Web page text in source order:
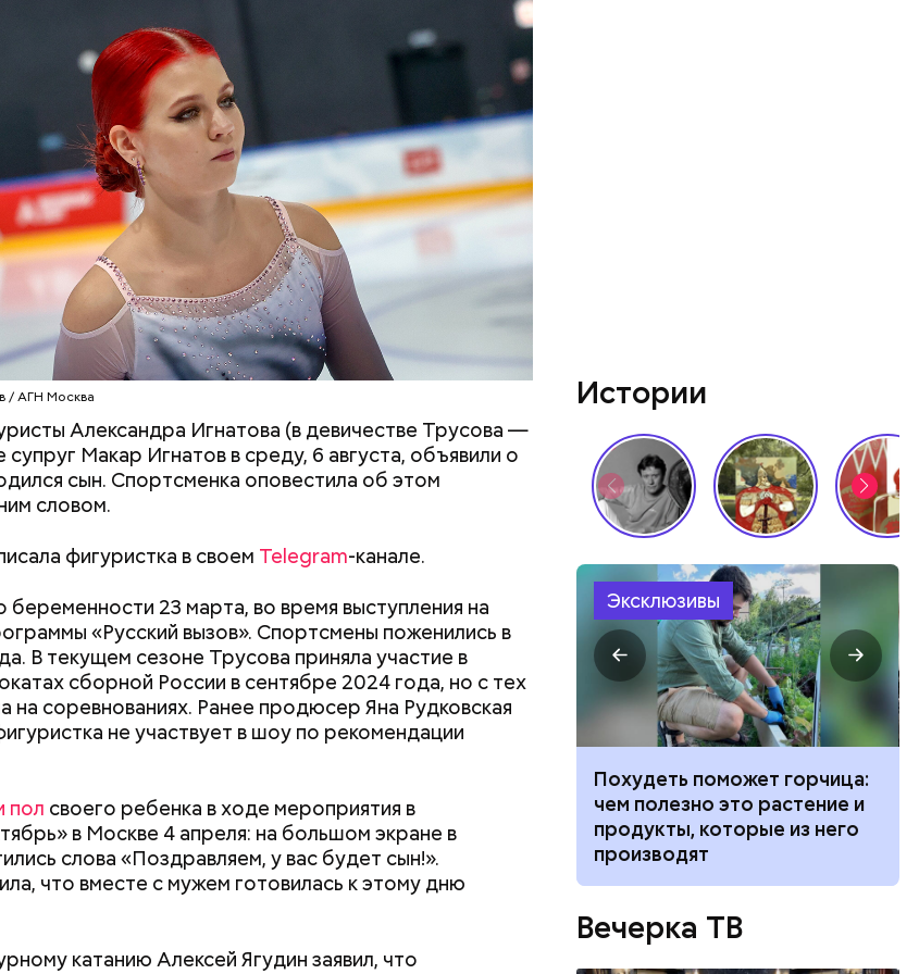
/ АГН Москва
Александра Игнатова (в девичестве Трусова —
супруг Макар Игнатов в среду, 6 августа, объявили о
сын. Спортсменка оповестила об этом
словом.
фигуристка в своем Telegram-канале.
беременности 23 марта, во время выступления на
«Русский вызов». Спортсмены поженились в
В текущем сезоне Трусова приняла участие в
сборной России в сентябре 2024 года, но с тех
на соревнованиях. Ранее продюсер Яна Рудковская
не участвует в шоу по рекомендации
пол своего ребенка в ходе мероприятия в
в Москве 4 апреля: на большом экране в
слова «Поздравляем, у вас будет сын!».
что вместе с мужем готовилась к этому дню
катанию Алексей Ягудин заявил, что
день холостяка
день холостяка все мужчины без пары видятся со
устраивают вечеринки, играют в видеоигры и
наслаждаясь свободой и независимостью, пока это
быть и так, что через год они уже не будут
кабачков
Истории
Эксклюзивы
тренды маникюра в
летом 2026
зарезал: почему москвич
жестоко убил беременную
жену
Похудеть поможет горчица:
чем полезно это растение и
продукты, которые из него
производят
Вечерка ТВ